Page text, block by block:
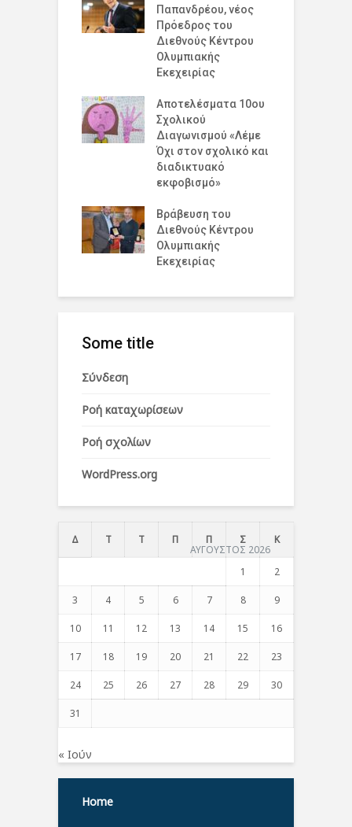
Παπανδρέου, νέος
Πρόεδρος του
Διεθνούς Κέντρου
Ολυμπιακής
Εκεχειρίας
Αποτελέσματα 10ου
Σχολικού
Διαγωνισμού «Λέμε
Όχι στον σχολικό και
διαδικτυακό
εκφοβισμό»
Βράβευση του
Διεθνούς Κέντρου
Ολυμπιακής
Εκεχειρίας
Some title
Σύνδεση
Ροή καταχωρίσεων
Ροή σχολίων
WordPress.org
ΑΥΓΟΥΣΤΟΣ 2026
Δ Τ Τ Π Π Σ Κ
1 2
3 4 5 6 7 8 9
10 11 12 13 14 15 16
17 18 19 20 21 22 23
24 25 26 27 28 29 30
31
« Ιούν
Home